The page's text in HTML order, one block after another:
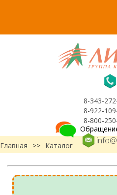
8-343-
8-922-
8-800-
Главная
>> Каталог